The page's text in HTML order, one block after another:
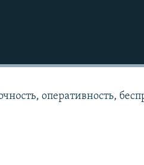
оперативность,